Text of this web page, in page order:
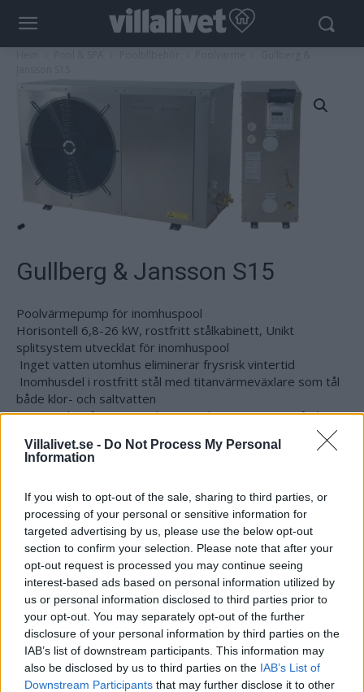
Villalivet.se - Do Not Process My Personal
Information
If you wish to opt-out of the sale, sharing to third parties, or
processing of your personal or sensitive information for
targeted advertising by us, please use the below opt-out
section to confirm your selection. Please note that after your
opt-out request is processed you may continue seeing
interest-based ads based on personal information utilized by
us or personal information disclosed to third parties prior to
your opt-out. You may separately opt-out of the further
disclosure of your personal information by third parties on the
IAB’s list of downstream participants. This information may
also be disclosed by us to third parties on the IAB’s List of
Downstream Participants that may further disclose it to other
Gullberg & Jansson S15
Poolvärmepump för inomhuspool
Horisontell 6,8-26 kW, rostfritt stålkabinett, Unikt
splitsystem utvecklat för inomhuspool
 Inget vatten utomhus eliminerar frysrisk vintertid
 Inomhusdel i rostfritt stål med titanvärmeväxlare som tål
både klor- och saltvatten
 Dynamisk avfrostning och värmeslinga garanterar funktion
 Reducerar uppvärmningskostnaderna med cirka 70% på
årsbasis
och S60-3P, som har vertikalt luftutblås
 Digital LED-display för enkel temperaturinställning med
timer
 Miljövänligt och effektivt köldmedium (R410A)
 Inbyggd flödesvakt för säker drift och unionskopplingar för
enkel installation
 Levereras med vinteröverdrag samt installationstillbehör
 3 års fullservicegaranti och 7 års materialgaranti för
kompressorn
Pris: 28995